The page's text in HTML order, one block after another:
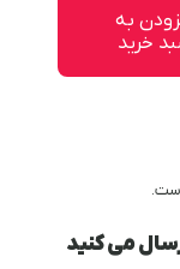
به
خرید
می کنید